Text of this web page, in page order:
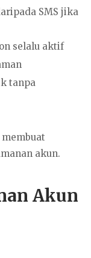
SMS jika
selalu aktif
tanpa
akun.
Akun